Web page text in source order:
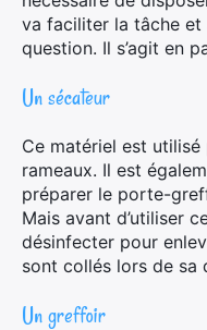
va faciliter la tâche et
question. Il s’agit en
Un sécateur
Ce matériel est
rameaux. Il est
préparer le porte-
Mais avant d’utiliser
désinfecter pour
sont collés lors de sa
Un greffoir